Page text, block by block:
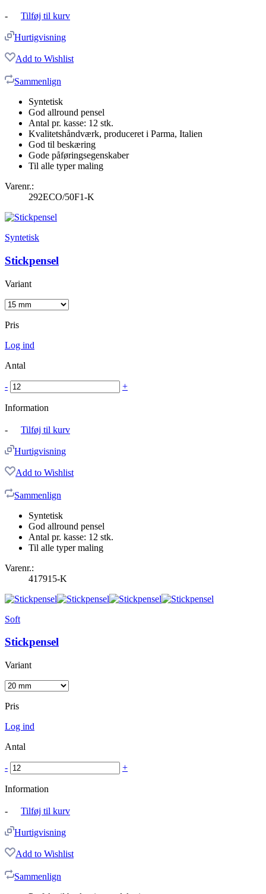
- Tilføj til kurv
Hurtigvisning
Add to Wishlist
Sammenlign
Syntetisk
God allround pensel
Antal pr. kasse: 12 stk.
Kvalitetshåndværk, produceret i Parma, Italien
God til beskæring
Gode påføringsegenskaber
Til alle typer maling
Varenr.:
292ECO/50F1-K
Syntetisk
Stickpensel
Variant
Pris
Log ind
Antal
- +
Information
- Tilføj til kurv
Hurtigvisning
Add to Wishlist
Sammenlign
Syntetisk
God allround pensel
Antal pr. kasse: 12 stk.
Til alle typer maling
Varenr.:
417915-K
Soft
Stickpensel
Variant
Pris
Log ind
Antal
- +
Information
- Tilføj til kurv
Hurtigvisning
Add to Wishlist
Sammenlign